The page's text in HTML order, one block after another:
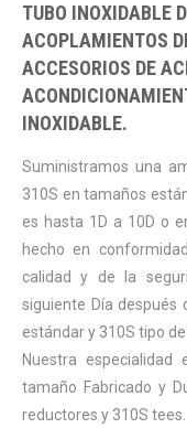
TUBO INOXIDABLE
ACOPLAMIENTOS
ACCESORIOS DE
INOXIDABLE.
Suministramos una
310S en tamaños
es hasta 1D a 10D o
hecho en
calidad y de la
siguiente Día después
estándar y 310S tipo
Nuestra
tamaño Fabricado y
reductores y 310S tees.